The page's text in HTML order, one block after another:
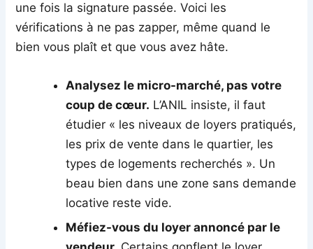
une fois la signature passée. Voici les
vérifications à ne pas zapper, même quand le
bien vous plaît et que vous avez hâte.
Analysez le micro-marché, pas votre
coup de cœur. L’ANIL insiste, il faut
étudier « les niveaux de loyers pratiqués,
les prix de vente dans le quartier, les
types de logements recherchés ». Un
beau bien dans une zone sans demande
locative reste vide.
Méfiez-vous du loyer annoncé par le